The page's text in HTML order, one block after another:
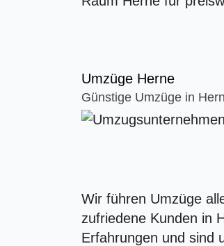
Umzüge Herne
Günstige Umzüge in
Wir führen Umzüge
zufriedene Kunden in
Erfahrungen und sind